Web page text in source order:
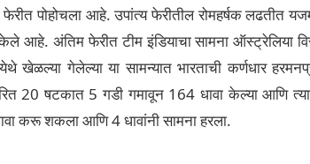
पोहोचला आहे. उपांत्य फेरीतील रोमहर्षक लढतीत
आहे. अंतिम फेरीत टीम इंडियाचा सामना ऑस्ट्रेलिया
खेळल्या गेलेल्या या सामन्यात भारताची कर्णधार
20 षटकात 5 गडी गमावून 164 धावा केल्या आणि
करू शकला आणि 4 धावांनी सामना हरला.